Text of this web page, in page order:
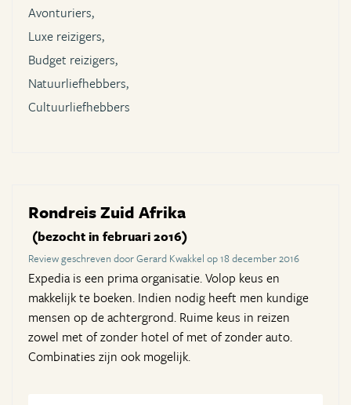
Avonturiers,
Luxe reizigers,
Budget reizigers,
Natuurliefhebbers,
Cultuurliefhebbers
Rondreis Zuid Afrika
(bezocht in februari 2016)
Review geschreven door Gerard Kwakkel op 18 december 2016
Expedia is een prima organisatie. Volop keus en
makkelijk te boeken. Indien nodig heeft men kundige
mensen op de achtergrond. Ruime keus in reizen
zowel met of zonder hotel of met of zonder auto.
Combinaties zijn ook mogelijk.